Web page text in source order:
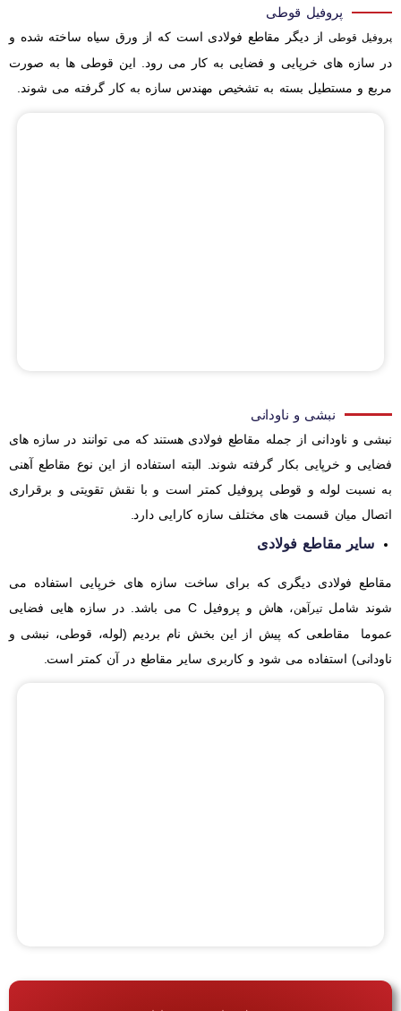
پروفیل قوطی
پروفیل قوطیاز دیگر مقاطع فولادی است که از ورق سیاه ساخته شده و
در سازه های خرپایی و فضایی به کار می رود. این قوطی ها به صورت
مربع و مستطیل بسته به تشخیص مهندس سازه به کار گرفته می شوند.
نبشی و ناودانی
نبشی و ناودانی از جمله مقاطع فولادی هستند که می توانند در سازه های
فضایی و خرپایی بکار گرفته شوند. البته استفاده از این نوع مقاطع آهنی
به نسبت لوله و قوطی پروفیل کمتر است و با نقش تقویتی و برقراری
اتصال میان قسمت های مختلف سازه کارایی دارد.
سایر مقاطع فولادی
مقاطع فولادی دیگری که برای ساخت سازه های خرپایی استفاده می
شوند شاملتیرآهن
، هاش و پروفیل C می باشد. در سازه هایی فضایی
عموما مقاطعی که پیش از این بخش نام بردیم (لوله، قوطی، نبشی و
ناودانی) استفاده می شود و کاربری سایر مقاطع در آن کمتر است.